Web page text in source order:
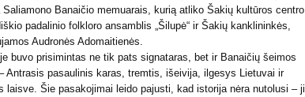
Saliamono Banaičio memuarais, kurią atliko Šakių kultūros centro
padalinio folkloro ansamblis „Šilupė“ ir Šakių kanklininkės,
Audronės Adomaitienės.
buvo prisimintas ne tik pats signataras, bet ir Banaičių šeimos
Antrasis pasaulinis karas, tremtis, išeivija, ilgesys Lietuvai ir
laisve. Šie pasakojimai leido pajusti, kad istorija nėra nutolusi – ji